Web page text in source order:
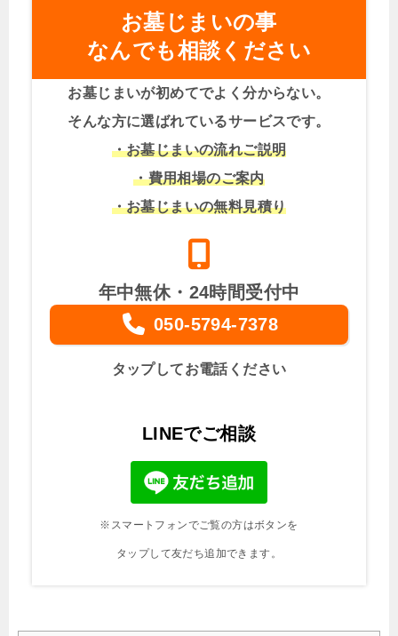
お墓じまいの事
なんでも相談ください
お墓じまいが初めてでよく分からない。
そんな方に選ばれているサービスです。
・お墓じまいの流れご説明
・費用相場のご案内
・お墓じまいの無料見積り
年中無休・24時間受付中
050-5794-7378
タップしてお電話ください
LINEでご相談
※スマートフォンでご覧の方はボタンを
タップして友だち追加できます。